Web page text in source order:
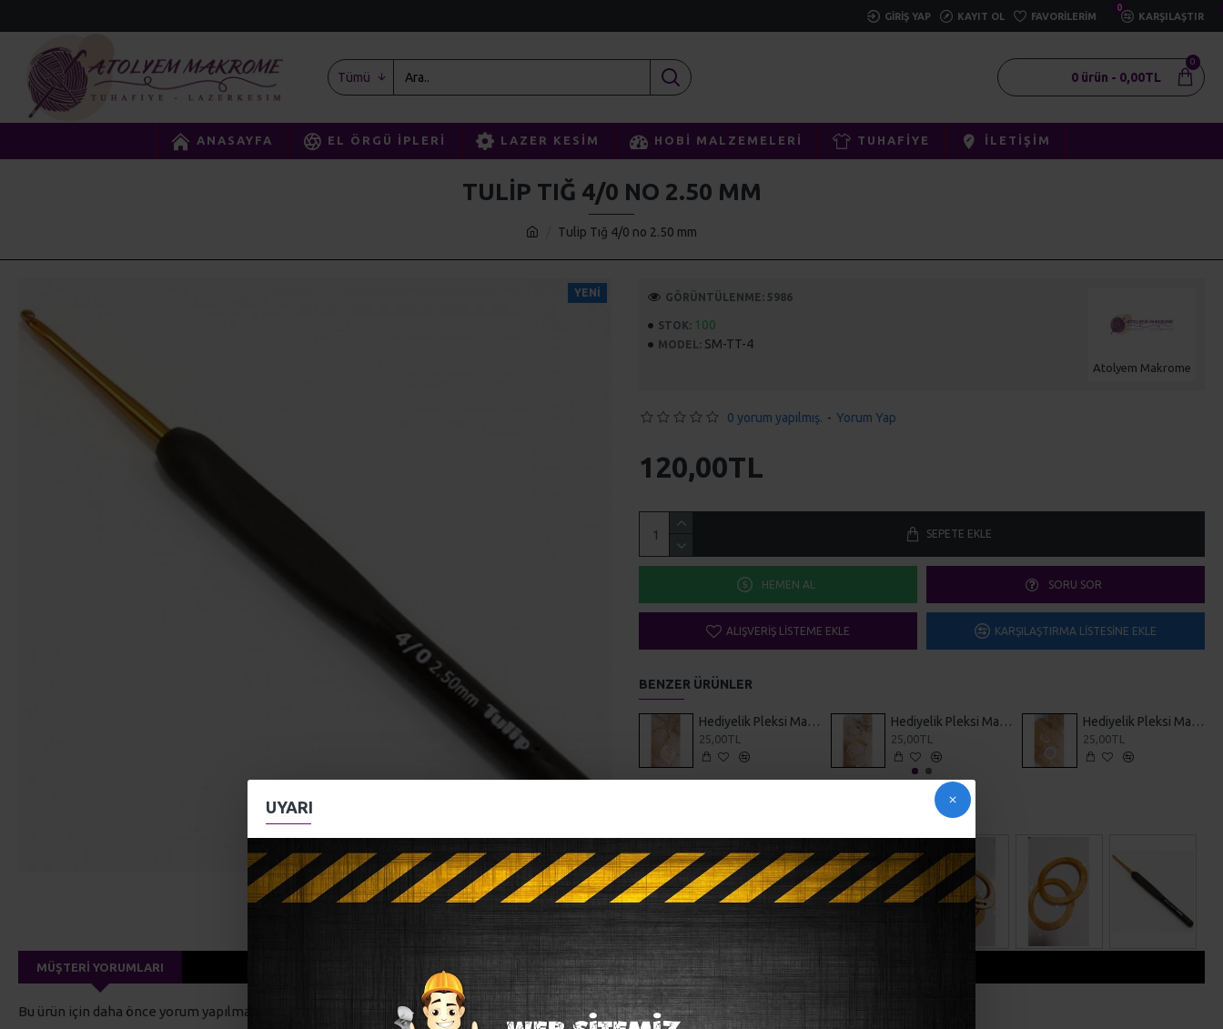
UYARI
GIRIŞ YAP KAYIT OL FAVORILERIM
0
KARŞILAŞTIR
Tümü 0 ürün - 0,00TL
0
ANASAYFA EL ÖRGÜ İPLERI LAZER KESIM HOBI MALZEMELERI TUHAFIYE İLETIŞIM
Tulip Tığ 4/0 no 2.50 mm
TULIP TIĞ 4/0 NO 2.50 MM
YENI
STOK: 100
MODEL: SM-TT-4
Atolyem Makrome
GÖRÜNTÜLENME: 5986
0 yorum yapılmış. - Yorum Yap
120,00TL
SEPETE EKLE
HEMEN AL SORU SOR
ALIŞVERIŞ LISTEME EKLE KARŞILAŞTIRMA LISTESINE EKLE
BENZER ÜRÜNLER
Hediyelik Pleksi Magnet 10
25,00TL
Hediyelik Pleksi Magnet 11
25,00TL
Hediyelik Pleksi Magnet 12
25,00TL
MÜŞTERI YORUMLARI
Bu ürün için daha önce yorum yapılmadı.